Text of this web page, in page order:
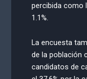
percibida como
1.1%.
La encuesta
de la población
candidatos de